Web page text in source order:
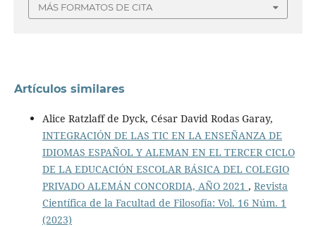
MÁS FORMATOS DE CITA
Artículos similares
Alice Ratzlaff de Dyck, César David Rodas Garay,
INTEGRACIÓN DE LAS TIC EN LA ENSEÑANZA DE
IDIOMAS ESPAÑOL Y ALEMAN EN EL TERCER CICLO
DE LA EDUCACIÓN ESCOLAR BÁSICA DEL COLEGIO
PRIVADO ALEMÁN CONCORDIA, AÑO 2021 , Revista
Científica de la Facultad de Filosofía: Vol. 16 Núm. 1
(2023)